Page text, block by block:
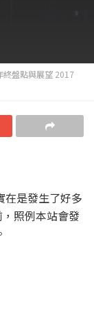
終盤點與展望 2017
在是發生了好多
照例本站會發